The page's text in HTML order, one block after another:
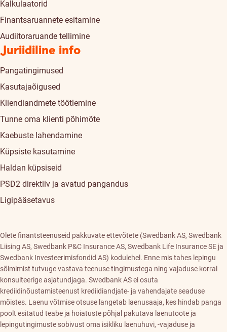
Kalkulaatorid
Finantsaruannete esitamine
Audiitoraruande tellimine
Juriidiline info
Pangatingimused
Kasutajaõigused
Kliendiandmete töötlemine
Tunne oma klienti põhimõte
Kaebuste lahendamine
Küpsiste kasutamine
Haldan küpsiseid
PSD2 direktiiv ja avatud pangandus
Ligipääsetavus
Olete finantsteenuseid pakkuvate ettevõtete (Swedbank AS, Swedbank
Liising AS, Swedbank P&C Insurance AS, Swedbank Life Insurance SE ja
Swedbank Investeerimisfondid AS) kodulehel. Enne mis tahes lepingu
sõlmimist tutvuge vastava teenuse tingimustega ning vajaduse korral
konsulteerige asjatundjaga. Swedbank AS ei osuta
krediidinõustamisteenust krediidiandjate- ja vahendajate seaduse
mõistes. Laenu võtmise otsuse langetab laenusaaja, kes hindab panga
poolt esitatud teabe ja hoiatuste põhjal pakutava laenutoote ja
lepingutingimuste sobivust oma isikliku laenuhuvi, -vajaduse ja